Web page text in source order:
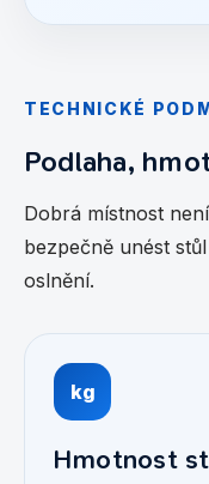
TECHNICKÉ
Podlaha,
Dobrá místnost
bezpečně unést
oslnění.
kg
Hmotnost